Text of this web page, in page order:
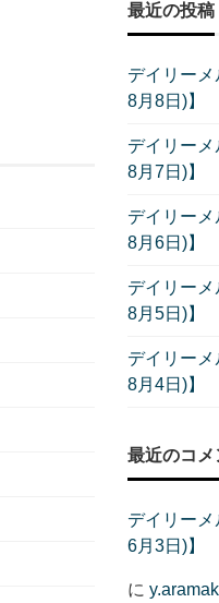
最近の投稿
デイリー
8月8日)】
デイリー
8月7日)】
デイリー
8月6日)】
デイリー
8月5日)】
デイリー
8月4日)】
最近のコメ
デイリー
6月3日)】
に